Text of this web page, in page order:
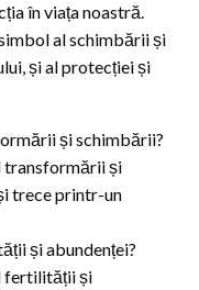
în viața noastră.
al schimbării și
și al protecției și
și schimbării?
transformării și
trece printr-un
și abundenței?
fertilității și